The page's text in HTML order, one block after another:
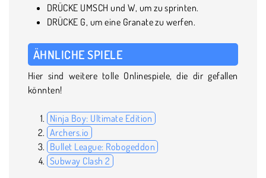
DRÜCKE UMSCH und W, um zu sprinten.
DRÜCKE G, um eine Granate zu werfen.
ÄHNLICHE SPIELE
Hier sind weitere tolle Onlinespiele, die dir gefallen
könnten!
Ninja Boy: Ultimate Edition
Archers.io
Bullet League: Robogeddon
Subway Clash 2